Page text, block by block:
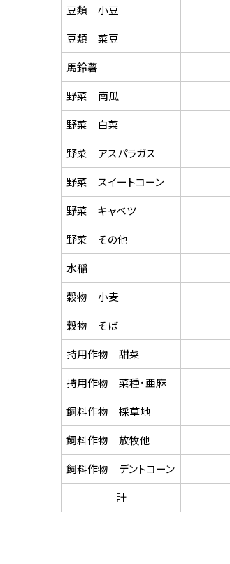
豆類 小豆
豆類 菜豆
馬鈴薯
野菜 南瓜
野菜 白菜
野菜 アスパラガス
野菜 スイートコーン
野菜 キャベツ
野菜 その他
水稲
穀物 小麦
穀物 そば
持用作物 甜菜
持用作物 菜種・亜麻
飼料作物 採草地
飼料作物 放牧他
飼料作物 デントコーン
計